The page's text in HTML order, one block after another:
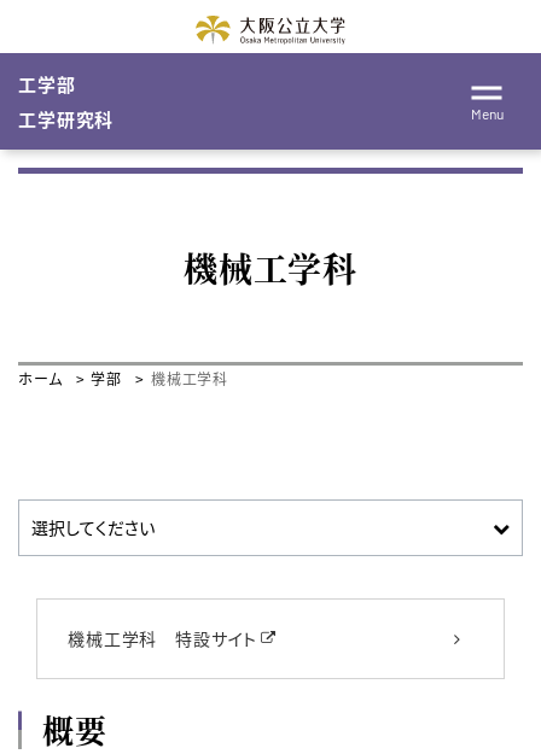
工学部
工学研究科
Menu
機械工学科
ホーム 学部 機械工学科
機械工学科 特設サイト
概要